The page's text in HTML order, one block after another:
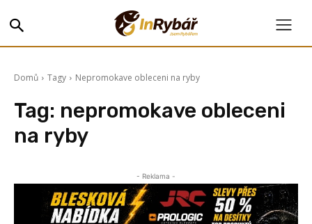
Domů Tagy Nepromokave obleceni na ryby
Tag: nepromokave obleceni
na ryby
- Reklama -